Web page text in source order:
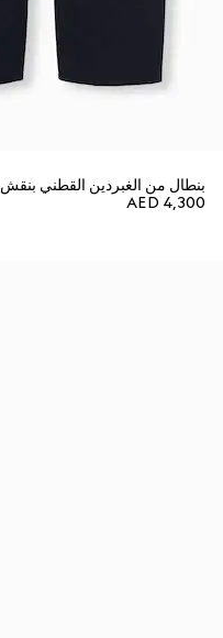
بنطال من الغبردين القطني بنقش GG
AED 4,300